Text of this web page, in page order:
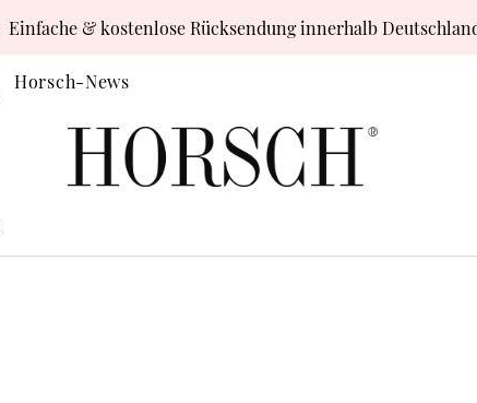
Einfache & kostenlose Rücksendung innerhalb
Horsch-News